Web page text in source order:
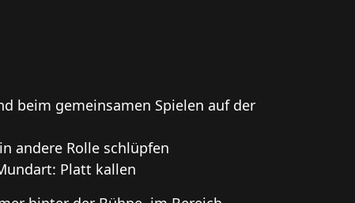
beim gemeinsamen Spielen auf der
andere Rolle schlüpfen
Platt kallen